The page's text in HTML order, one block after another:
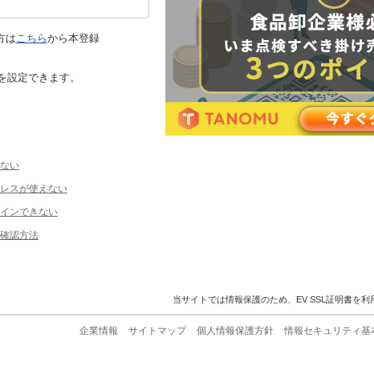
はこちらから本登録
定できます。
い
スが使えない
ンできない
認方法
当サイトでは情報保護のため、EV SSL証明書を利
企業情報 サイトマップ 個人情報保護方針 情報セキュリティ基